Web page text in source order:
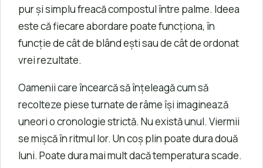
pur și simplu freacă compostul între palme. Ideea
este că fiecare abordare poate funcționa, în
funcție de cât de blând ești sau de cât de ordonat
vrei rezultate.
Oamenii care încearcă să înțeleagă cum să
recolteze piese turnate de râme își imaginează
uneori o cronologie strictă. Nu există unul. Viermii
se mișcă în ritmul lor. Un coș plin poate dura două
luni. Poate dura mai mult dacă temperatura scade.